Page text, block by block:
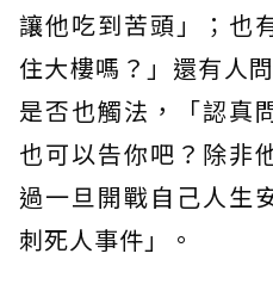
讓他吃到苦頭」；也
住大樓嗎？」還有人
是否也觸法，「認真
也可以告你吧？除非
過一旦開戰自己人生
刺死人事件」。